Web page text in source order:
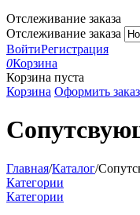
Отслеживание заказа
Отслеживание заказа
ВойтиРегистрация
0Корзина
Корзина пуста
Корзина Оформить заказ
Главная/Каталог/
Категории
Категории